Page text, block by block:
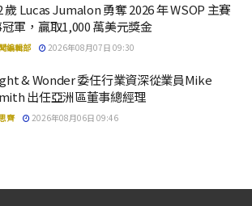
歲 Lucas Jumalon 勇奪 2026 年 WSOP 主賽
軍，贏取1,000 萬美元獎金
編輯部 2026年08月07日 09:30
& Wonder 委任行業資深從業員Mike
出任亞洲區董事總經理
齊 2026年08月06日 09:46